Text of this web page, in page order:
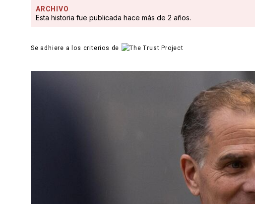
ARCHIVO
Esta historia fue publicada hace más de 2 años.
Se adhiere a los criterios de